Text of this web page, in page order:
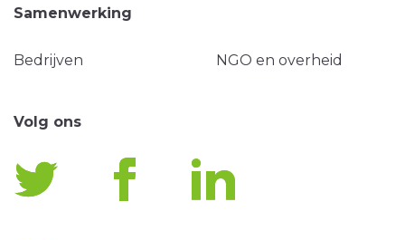
Samenwerking
Bedrijven NGO en overheid
Volg ons